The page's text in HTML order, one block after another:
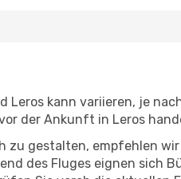
Leros kann variieren, je
der Ankunft in Leros
zu gestalten, empfehlen
des Fluges eignen sich